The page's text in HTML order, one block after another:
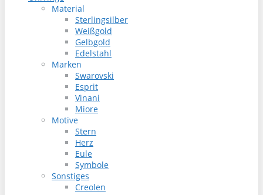
Material
Sterlingsilber
Weißgold
Gelbgold
Edelstahl
Marken
Swarovski
Esprit
Vinani
Miore
Motive
Stern
Herz
Eule
Symbole
Sonstiges
Creolen